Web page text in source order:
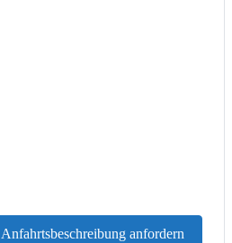
Anfahrtsbeschreibung anfordern